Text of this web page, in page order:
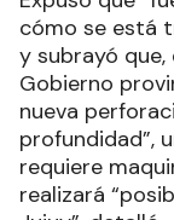
cómo se está
y subrayó
Gobierno
nueva
profundidad”,
requiere
realizará